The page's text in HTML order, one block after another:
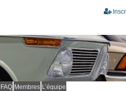
FAQ Membres L’équipe